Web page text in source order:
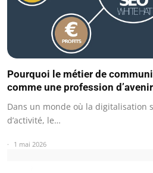
Pourquoi le métier de
comme une profession
Dans un monde où la digitalisation
d’activité, le…
1 mai 2026